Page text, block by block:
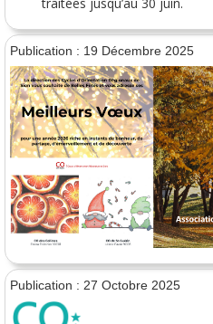
traitées jusqu’au 30 juin.
Publication : 19 Décembre 2025
Publication : 27 Octobre 2025